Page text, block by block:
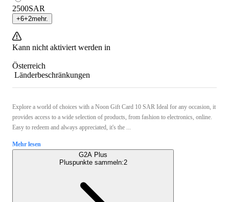
2500SAR
+6+2mehr.
Kann nicht aktiviert werden in
Österreich
Länderbeschränkungen
Explore a world of choices with a Noon Gift Card 10 SAR Ideal for any occasion, it
provides access to a wide selection of products, from fashion to electronics, online.
Easy to redeem and always appreciated, it's the ...
Mehr lesen
G2A Plus
Pluspunkte sammeln:2